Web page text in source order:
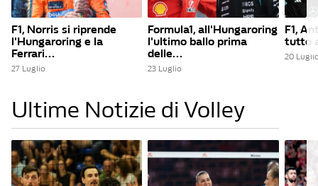
F1, Norris si riprende
l'Hungaroring e la
Ferrari...
27 Luglio
Formula1, all'Hungaroring
l'ultimo ballo prima
delle...
23 Luglio
F1,
tutto
20
Ultime Notizie di Volley